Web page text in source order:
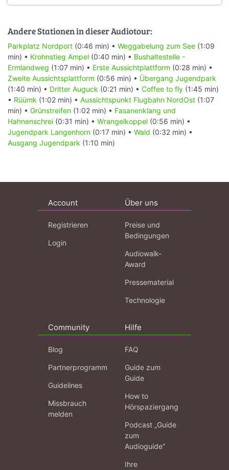
Andere Stationen in dieser Audiotour:
Parkplatz Nordport (0:46 min) • Weggabelung zum See (1:09
min) • Krohnstieg Ampel (0:40 min) • Bushaltestelle -
Ermlandweg (1:07 min) • Erste Aussichtplattform (0:28 min) •
Zweite Aussichtsplattform (0:56 min) • Übergang Jugendpark
(1:40 min) • Dritter Auguck (0:21 min) • Coffee to fly (1:45 min)
• Rüümk (1:02 min) • Aussichtspunkt Flugbahn NordOst (1:07
min) • Grünstreifen (1:02 min) • Fasanenklang und
Hahnenschrei (0:31 min) • Wrangelkoppel (0:56 min) •
Jugendpark Langenhorn (0:17 min) • Wald (0:32 min) •
Ausgang Jugendpark (1:10 min)
Account
Registrieren
Login
Über uns
Preise und
Bedingungen
Audiowalk-
Award
Pressematerial
Technologie
Community
Blog
Partnerprogramm
Guidelines
Missbrauch
melden
Hilfe
FAQ
Guide zum
Guide
How to
Hörspaziergang
Podcast „Guide
zum
Audioguide“
Ihre